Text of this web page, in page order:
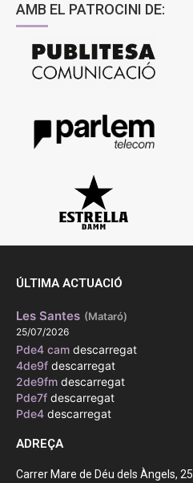
AMB EL PATROCINI DE:
ÚLTIMA ACTUACIÓ
Les Santes (Mataró)
25/07/2026
Pde4 cam descarregat
4de9f descarregat
2de9fm descarregat
Pde7f descarregat
Pde4 descarregat
ADREÇA
Carrer Mare de Déu dels Àngels, 25